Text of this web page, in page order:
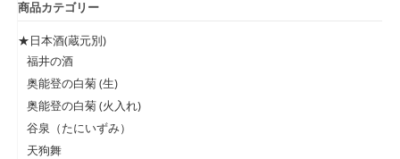
商品カテゴリー
★日本酒(蔵元別)
福井の酒
奥能登の白菊 (生)
奥能登の白菊 (火入れ)
谷泉（たにいずみ）
天狗舞